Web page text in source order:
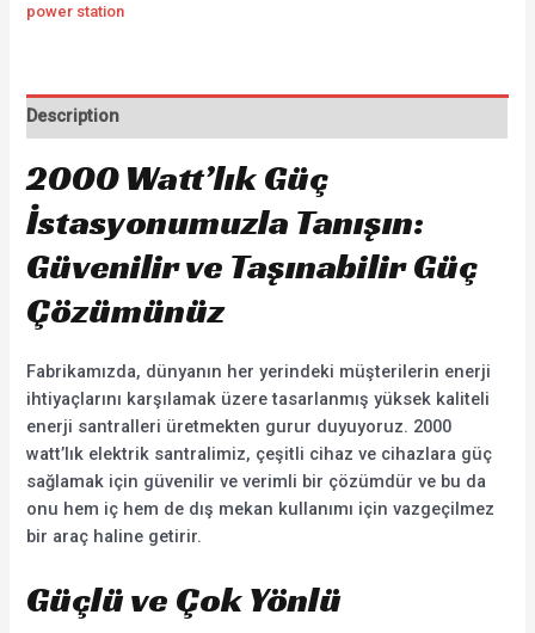
power station
Description
2000 Watt’lık Güç
İstasyonumuzla Tanışın:
Güvenilir ve Taşınabilir Güç
Çözümünüz
Fabrikamızda, dünyanın her yerindeki müşterilerin enerji
ihtiyaçlarını karşılamak üzere tasarlanmış yüksek kaliteli
enerji santralleri üretmekten gurur duyuyoruz. 2000
watt’lık elektrik santralimiz, çeşitli cihaz ve cihazlara güç
sağlamak için güvenilir ve verimli bir çözümdür ve bu da
onu hem iç hem de dış mekan kullanımı için vazgeçilmez
bir araç haline getirir.
Güçlü ve Çok Yönlü